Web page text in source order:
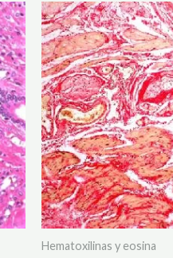
Hematoxilinas y eosina